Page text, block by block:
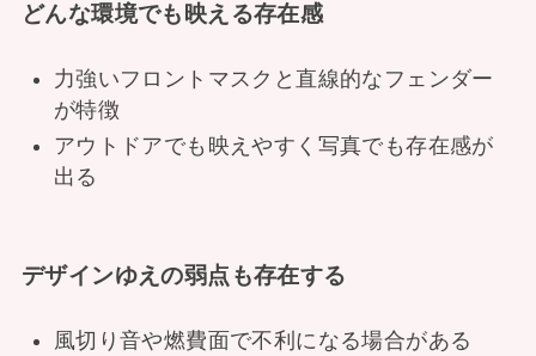
どんな環境でも映える存在感
力強いフロントマスクと直線的なフェンダー
が特徴
アウトドアでも映えやすく写真でも存在感が
出る
デザインゆえの弱点も存在する
風切り音や燃費面で不利になる場合がある